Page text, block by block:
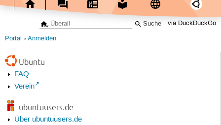
via DuckDuckGo
Portal Anmelden
Ubuntu
FAQ
Verein
ubuntuusers.de
Über ubuntuusers.de